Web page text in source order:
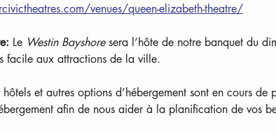
venues/queen-elizabeth-theatre/
Le Westin Bayshore sera l’hôte de notre banquet du
facile aux attractions de la ville.
hôtels et autres options d’hébergement sont en cours
afin de nous aider à la planification de vos